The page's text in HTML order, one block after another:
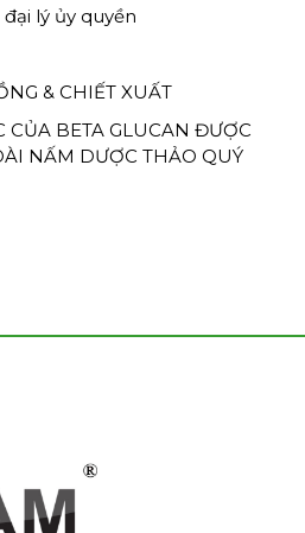
lý ủy quyền
& CHIẾT XUẤT
CỦA BETA GLUCAN ĐƯỢC
NẤM DƯỢC THẢO QUÝ